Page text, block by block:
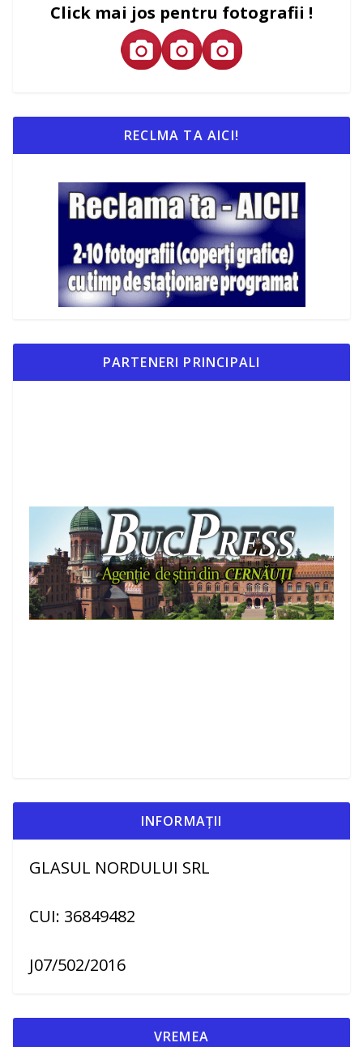
Click mai jos pentru fotografii !
RECLMA TA AICI!
PARTENERI PRINCIPALI
INFORMAȚII
GLASUL NORDULUI SRL
CUI: 36849482
J07/502/2016
VREMEA